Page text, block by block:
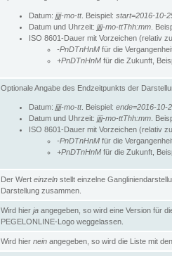
Datum: jjjj-mo-tt. Beispiel: start=2016-10-
Datum und Uhrzeit: jjjj-mo-ttThh:mm .
ISO 8601-Dauer mit Vorzeichen (relativ
-PnDTnHnM für die
+PnDTnHnM für die Zukunft,
Optionale Angabe des Endzeitpunkts der
Datum: jjjj-mo-tt. Beispiel: ende=2016-10-
Datum und Uhrzeit: jjjj-mo-ttThh:mm .
ISO 8601-Dauer mit Vorzeichen (relativ
-PnDTnHnM für die
+PnDTnHnM für die Zukunft,
Der Wert einzeln stellt einzelne
Darstellung zusammen.
Wird hier ja angegeben, so wird eine Version für
PEGELONLINE-Logo weggelassen.
Wird hier nein angegeben, so wird die Liste mit